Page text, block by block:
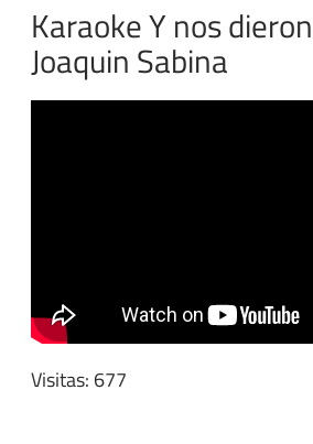
Karaoke Y nos
Joaquin Sabina
Visitas: 677